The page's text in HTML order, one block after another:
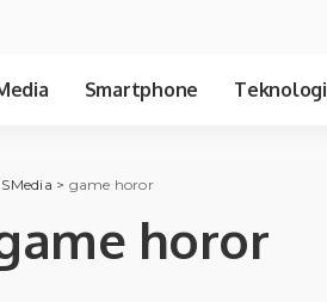
Smartphone Teknologi
> game horor
horor